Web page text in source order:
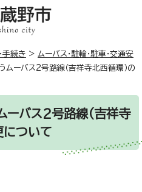
手続き > ムーバス・駐輪・駐車・交通安
ムーバス2号路線（吉祥寺北西循環）の
ーバス2号路線（吉祥寺
について